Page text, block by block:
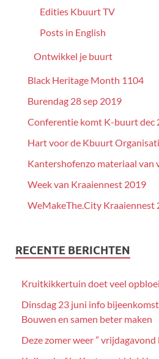
Edities Kbuurt TV
Posts in English
Ontwikkel je buurt
Black Heritage Month 1104
Burendag 28 sep 2019
Conferentie komt K-buurt dec
Hart voor de Kbuurt
Kantershofenzo materiaal van
Week van Kraaiennest 2019
WeMakeThe.City Kraaiennest
RECENTE BERICHTEN
Kruitkikkertuin doet veel
Dinsdag 23 juni info
Bouwen en samen beter maken
Deze zomer weer ”